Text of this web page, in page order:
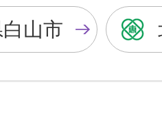
色
に
色
に
山市